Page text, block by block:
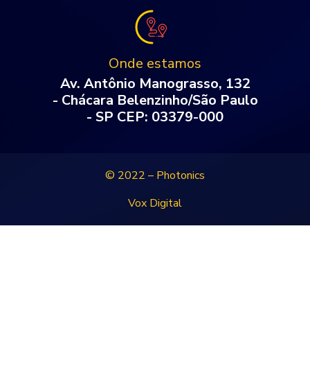
Onde estamos
Av. Antônio Manograsso, 132
- Chácara Belenzinho/São Paulo
- SP CEP: 03379-000
© 2022 – Photonics
Vox Digital